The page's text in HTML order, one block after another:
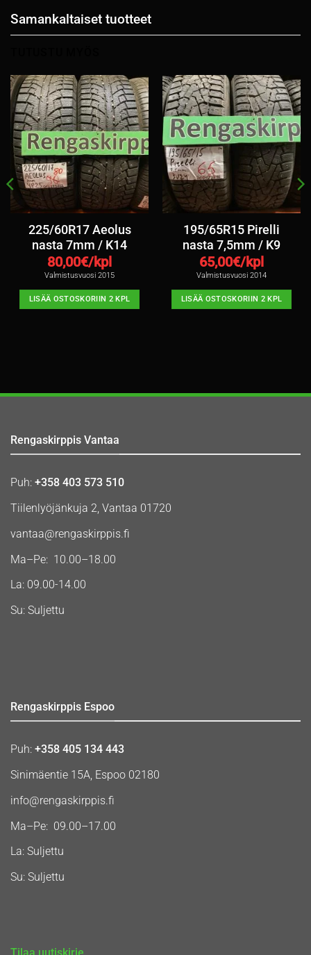
Samankaltaiset tuotteet
225/60R17 Aeolus
nasta 7mm / K14
80,00€/kpl
Valmistusvuosi 2015
LISÄÄ OSTOSKORIIN 2 KPL
195/65R15 Pirelli
nasta 7,5mm / K9
65,00€/kpl
Valmistusvuosi 2014
LISÄÄ OSTOSKORIIN 2 KPL
Rengaskirppis Vantaa
Puh: +358 403 573 510
Tiilenlyöjänkuja 2, Vantaa 01720
vantaa@rengaskirppis.fi
Ma–Pe: 10.00–18.00
La: 09.00-14.00
Su: Suljettu
Rengaskirppis Espoo
Puh: +358 405 134 443
Sinimäentie 15A, Espoo 02180
info@rengaskirppis.fi
Ma–Pe: 09.00–17.00
La: Suljettu
Su: Suljettu